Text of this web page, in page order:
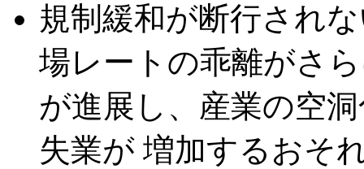
規制緩和が断行され
場レートの乖離がさ
が進展し、産業の空
失業が 増加するおそ